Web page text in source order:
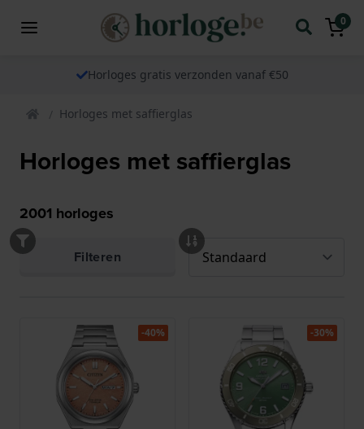
0
Horloges gratis verzonden vanaf €50
Horloges met saffierglas
Horloges met saffierglas
2001 horloges
Filteren
-40% -30%